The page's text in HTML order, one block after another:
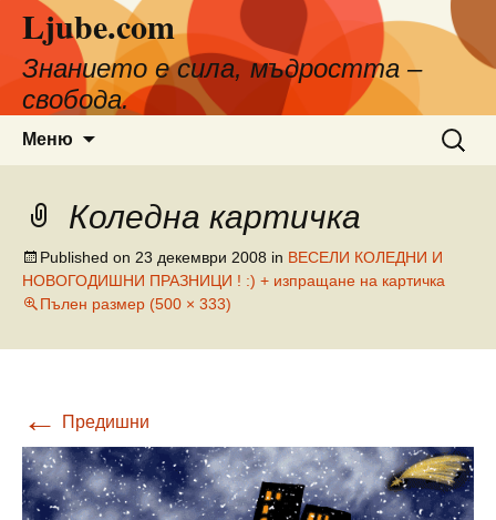
съдържанието
Ljube.com
Знанието е сила, мъдростта –
свобода.
Меню
за:
Коледна картичка
Published on 23 декември 2008 in ВЕСЕЛИ КОЛЕДНИ И
НОВОГОДИШНИ ПРАЗНИЦИ ! :) + изпращане на картичка
Пълен размер (500 × 333)
← Предишни